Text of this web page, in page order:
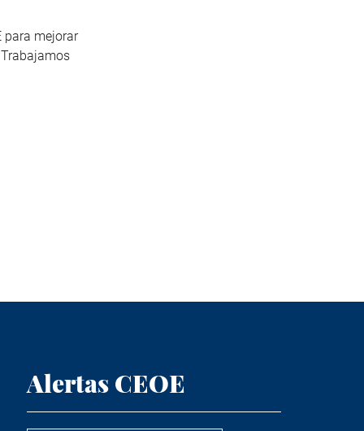
para mejorar
Alertas CEOE